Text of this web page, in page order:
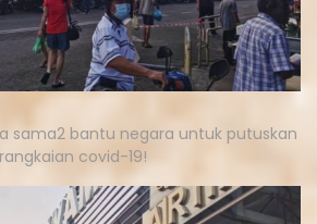
sama2 bantu negara untuk putuskan
rangkaian covid-19!